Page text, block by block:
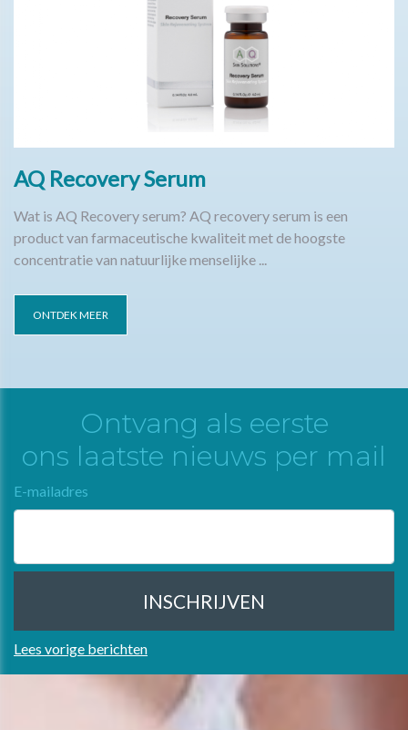
AQ Recovery Serum
Wat is AQ Recovery serum? AQ recovery serum is een
product van farmaceutische kwaliteit met de hoogste
concentratie van natuurlijke menselijke ...
ONTDEK MEER
Ontvang als eerste
ons laatste nieuws per mail
E-mailadres
Lees vorige berichten